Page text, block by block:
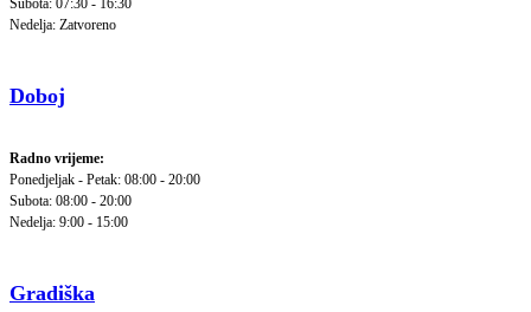
Subota: 07:30 - 16:30
Nedelja: Zatvoreno
Doboj
Radno vrijeme:
Ponedjeljak - Petak: 08:00 - 20:00
Subota: 08:00 - 20:00
Nedelja: 9:00 - 15:00
Gradiška